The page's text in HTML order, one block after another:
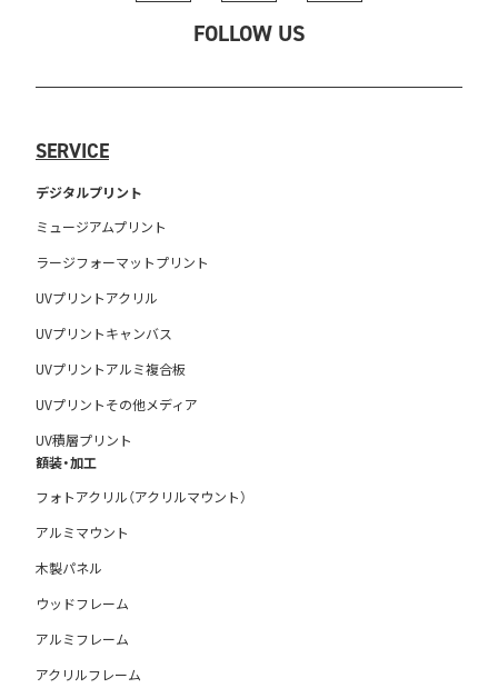
FOLLOW US
SERVICE
デジタルプリント
ミュージアムプリント
ラージフォーマットプリント
UVプリントアクリル
UVプリントキャンバス
UVプリントアルミ複合板
UVプリントその他メディア
UV積層プリント
額装・加工
フォトアクリル（アクリルマウント）
アルミマウント
木製パネル
ウッドフレーム
アルミフレーム
アクリルフレーム